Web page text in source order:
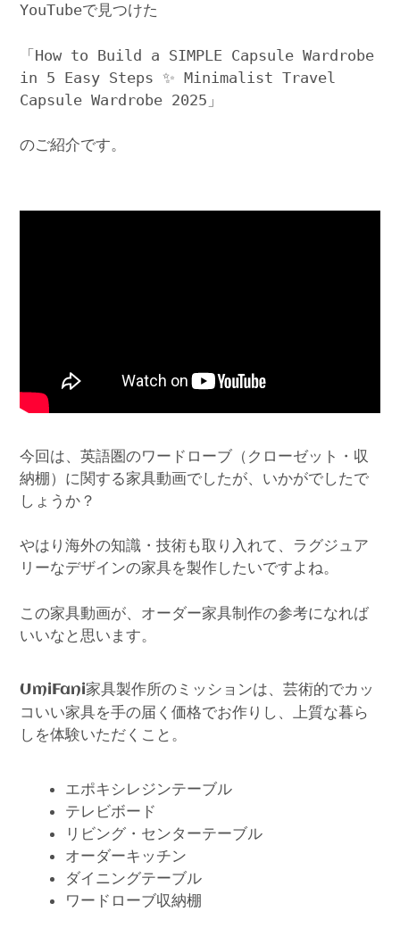
YouTubeで見つけた
「How to Build a SIMPLE Capsule Wardrobe
in 5 Easy Steps ✨ Minimalist Travel
Capsule Wardrobe 2025」
のご紹介です。
今回は、英語圏のワードローブ（クローゼット・収
納棚）に関する家具動画でしたが、いかがでしたで
しょうか？
やはり海外の知識・技術も取り入れて、ラグジュア
リーなデザインの家具を製作したいですよね。
この家具動画が、オーダー家具制作の参考になれば
いいなと思います。
UmiFani家具製作所のミッションは、芸術的でカッ
コいい家具を手の届く価格でお作りし、上質な暮ら
しを体験いただくこと。
エポキシレジンテーブル
テレビボード
リビング・センターテーブル
オーダーキッチン
ダイニングテーブル
ワードローブ収納棚